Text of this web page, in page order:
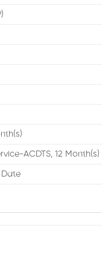
ACDTS, 12 Month(s)